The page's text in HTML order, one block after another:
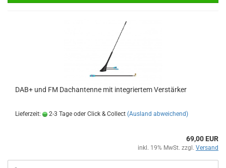
DAB+ und FM Dachantenne mit integriertem Verstärker
Lieferzeit: 2-3 Tage oder Click & Collect (Ausland abweichend)
69,00 EUR
inkl. 19% MwSt. zzgl. Versand